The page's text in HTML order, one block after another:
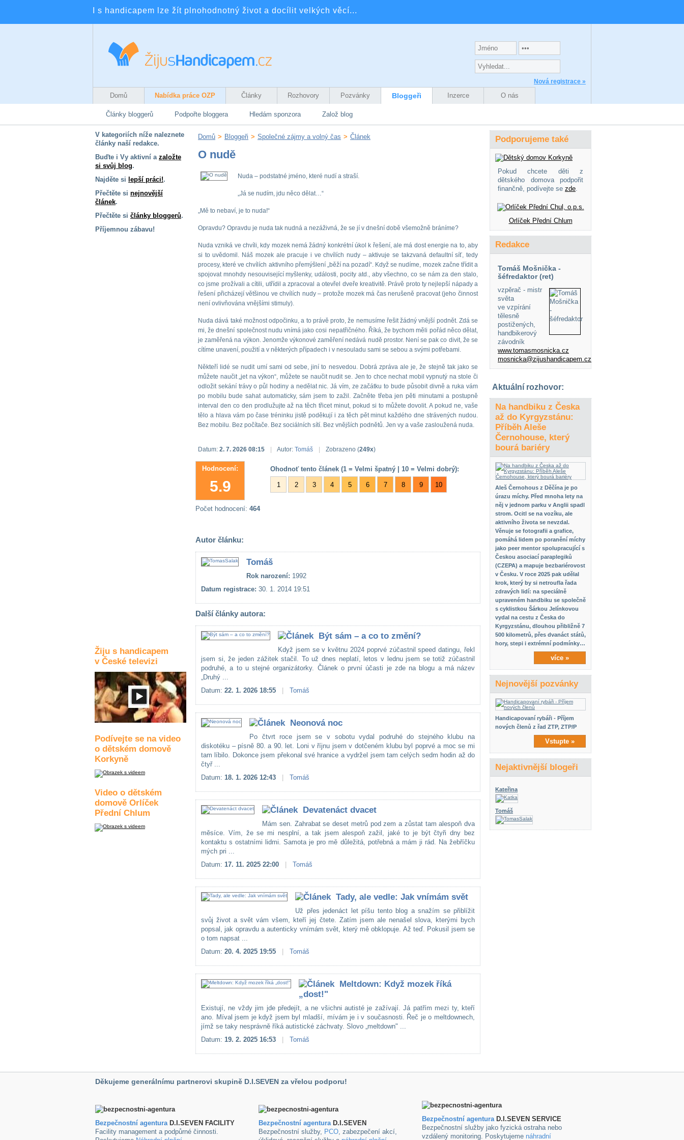
I s handicapem lze žít plnohodnotný život a docílit velkých věcí...
Nová registrace »
Domů Nabídka práce OZP Články Rozhovory Pozvánky Bloggeři Inzerce O nás
Články bloggerů Podpořte bloggera Hledám sponzora Založ blog
V kategoriích níže naleznete
články naší redakce.
Buďte i Vy aktivní a založte
si svůj blog.
Najděte si lepší práci!.
Přečtěte si nejnovější
článek.
Přečtěte si články bloggerů.
Příjemnou zábavu!
Žiju s handicapem
v České televizi
Podívejte se na video
o dětském domově
Korkyně
Video o dětském
domově Orlíček
Přední Chlum
Domů > Bloggeři > Společné zájmy a volný čas > Článek
O nudě
Nuda – podstatné jméno, které nudí a straší.
„Já se nudím, jdu něco dělat…“
„Mě to nebaví, je to nuda!“
Opravdu? Opravdu je nuda tak nudná a nezáživná, že se jí v dnešní době všemožně bráníme?
Nuda vzniká ve chvíli, kdy mozek nemá žádný konkrétní úkol k řešení, ale má dost energie na to, aby
si to uvědomil. Náš mozek ale pracuje i ve chvílích nudy – aktivuje se takzvaná defaultní síť, tedy
procesy, které ve chvílích aktivního přemýšlení „běží na pozadí“. Když se nudíme, mozek začne třídit a
spojovat mnohdy nesouvisející myšlenky, události, pocity atd., aby všechno, co se nám za den stalo,
co jsme prožívali a cítili, utřídil a zpracoval a otevřel dveře kreativitě. Právě proto ty nejlepší nápady a
řešení přicházejí většinou ve chvílích nudy – protože mozek má čas nerušeně pracovat (jeho činnost
není ovlivňována vnějšími stimuly).
Nuda dává také možnost odpočinku, a to právě proto, že nemusíme řešit žádný vnější podnět. Zdá se
mi, že dnešní společnost nudu vnímá jako cosi nepatřičného. Říká, že bychom měli pořád něco dělat,
je zaměřená na výkon. Jenomže výkonové zaměření nedává nudě prostor. Není se pak co divit, že se
cítíme unavení, použití a v některých případech i v nesouladu sami se sebou a svými potřebami.
Někteří lidé se nudit umí sami od sebe, jiní to nesvedou. Dobrá zpráva ale je, že stejně tak jako se
můžete naučit „jet na výkon“, můžete se naučit nudit se. Jen to chce nechat mobil vypnutý na stole či
odložit sekání trávy o půl hodiny a nedělat nic. Já vím, ze začátku to bude působit divně a ruka vám
po mobilu bude sahat automaticky, sám jsem to zažil. Začněte třeba jen pěti minutami a postupně
interval den co den prodlužujte až na těch třicet minut, pokud si to můžete dovolit. A pokud ne, vaše
tělo a hlava vám po čase tréninku jistě poděkují i za těch pět minut každého dne strávených nudou.
Bez mobilu. Bez počítače. Bez sociálních sítí. Bez vnějších podnětů. Jen vy a vaše zasloužená nuda.
Datum: 2. 7. 2026 08:15 Autor: Tomáš Zobrazeno (249x)
Hodnocení:
5.9
Ohodnoť tento článek (1 = Velmi špatný | 10 = Velmi dobrý):
1 2 3 4 5 6 7 8 9 10
Počet hodnocení: 464
Autor článku:
Tomáš
Rok narození: 1992
Datum registrace: 30. 1. 2014 19:51
Další články autora:
Být sám – a co to změní?
Když jsem se v květnu 2024 poprvé zúčastnil speed datingu, řekl
jsem si, že jeden zážitek stačil. To už dnes neplatí, letos v lednu jsem se totiž zúčastnil
podruhé, a to u stejné organizátorky. Článek o první účasti je zde na blogu a má název
„Druhý ...
Datum: 22. 1. 2026 18:55 Tomáš
Neonová noc
Po čtvrt roce jsem se v sobotu vydal podruhé do stejného klubu na
diskotéku – písně 80. a 90. let. Loni v říjnu jsem v dotčeném klubu byl poprvé a moc se mi
tam líbilo. Dokonce jsem překonal své hranice a vydržel jsem tam celých sedm hodin až do
čtyř ...
Datum: 18. 1. 2026 12:43 Tomáš
Devatenáct dvacet
Mám sen. Zahrabat se deset metrů pod zem a zůstat tam alespoň dva
měsíce. Vím, že se mi nesplní, a tak jsem alespoň zažil, jaké to je být čtyři dny bez
kontaktu s ostatními lidmi. Samota je pro mě důležitá, potřebná a mám ji rád. Na žebříčku
mých pri ...
Datum: 17. 11. 2025 22:00 Tomáš
Tady, ale vedle: Jak vnímám svět
Už přes jedenáct let píšu tento blog a snažím se přiblížit
svůj život a svět vám všem, kteří jej čtete. Zatím jsem ale nenašel slova, kterými bych
popsal, jak opravdu a autenticky vnímám svět, který mě obklopuje. Až teď. Pokusil jsem se
o tom napsat ...
Datum: 20. 4. 2025 19:55 Tomáš
Meltdown: Když mozek říká
„dost!"
Existují, ne vždy jim jde předejít, a ne všichni autisté je zažívají. Já patřím mezi ty, kteří
ano. Míval jsem je když jsem byl mladší, mívám je i v současnosti. Řeč je o meltdownech,
jímž se taky nesprávně říká autistické záchvaty. Slovo „meltdown" ...
Datum: 19. 2. 2025 16:53 Tomáš
Podporujeme také
Pokud chcete děti z
dětského domova podpořit
finančně, podívejte se zde.
Orlíček Přední Chlum
Redakce
Tomáš Mošnička -
šéfredaktor (ret)
vzpěrač - mistr
světa
ve vzpírání
tělesně
postižených,
handbikerový
závodník
www.tomasmosnicka.cz
mosnicka@zijushandicapem.cz
Aktuální rozhovor:
Na handbiku z Česka
až do Kyrgyzstánu:
Příběh Aleše
Černohouse, který
bourá bariéry
Aleš Černohous z Děčína je po
úrazu míchy. Před mnoha lety na
něj v jednom parku v Anglii spadl
strom. Ocitl se na vozíku, ale
aktivního života se nevzdal.
Věnuje se fotografii a grafice,
pomáhá lidem po poranění míchy
jako peer mentor spolupracující s
Českou asociací paraplegiků
(CZEPA) a mapuje bezbariérovost
v Česku. V roce 2025 pak udělal
krok, který by si netroufla řada
zdravých lidí: na speciálně
upraveném handbiku se společně
s cyklistkou Šárkou Jelínkovou
vydal na cestu z Česka do
Kyrgyzstánu, dlouhou přibližně 7
500 kilometrů, přes dvanáct států,
hory, stepi i extrémní podmínky…
více »
Nejnovější pozvánky
Handicapovaní rybáři - Příjem
nových členů z řad ZTP, ZTP/P
Vstupte »
Nejaktivnější blogeři
Kateřina
Tomáš
Děkujeme generálnímu partnerovi skupině D.I.SEVEN za vřelou podporu!
Bezpečnostní agenturaD.I.SEVEN FACILITY
Facility management a podpůrné činnosti.
Bezpečnostní agenturaD.I.SEVEN
Bezpečnostní služby, PCO, zabezpečení akcí,
Bezpečnostní agenturaD.I.SEVEN SERVICE
Bezpečnostní služby jako fyzická ostraha nebo
vzdálený monitoring. Poskytujeme náhradní